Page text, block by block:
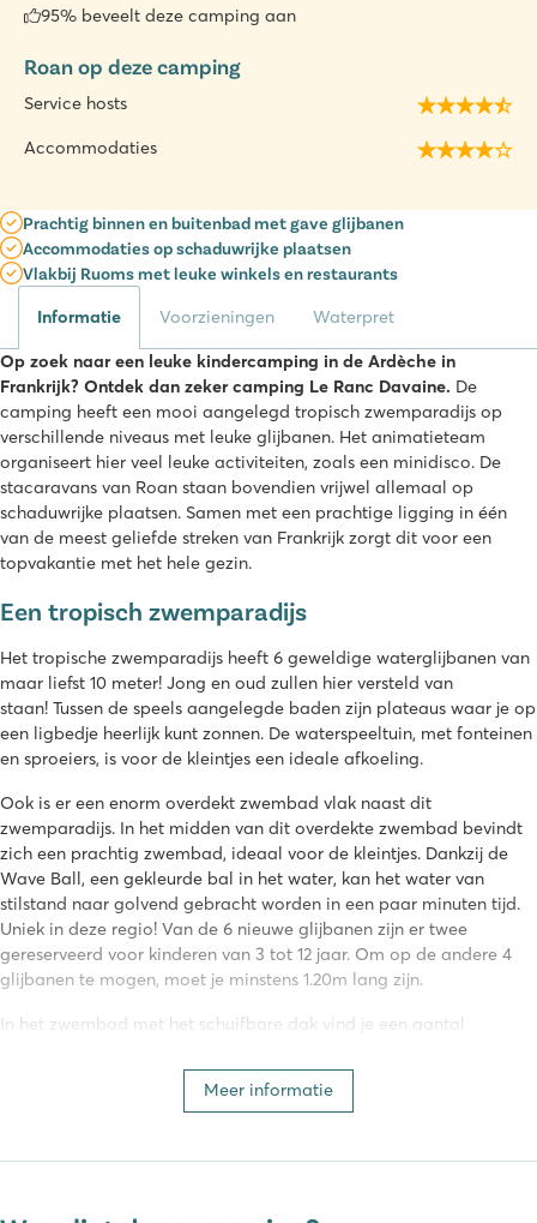
95% beveelt deze camping aan
Roan op deze camping
Service hosts
Accommodaties
Prachtig binnen en buitenbad met gave glijbanen
Accommodaties op schaduwrijke plaatsen
Vlakbij Ruoms met leuke winkels en restaurants
Informatie Voorzieningen Waterpret
Op zoek naar een leuke kindercamping in de Ardèche in
Frankrijk? Ontdek dan zeker camping Le Ranc Davaine. De
camping heeft een mooi aangelegd tropisch zwemparadijs op
verschillende niveaus met leuke glijbanen. Het animatieteam
organiseert hier veel leuke activiteiten, zoals een minidisco. De
stacaravans van Roan staan bovendien vrijwel allemaal op
schaduwrijke plaatsen. Samen met een prachtige ligging in één
van de meest geliefde streken van Frankrijk zorgt dit voor een
topvakantie met het hele gezin.
Een tropisch zwemparadijs
Het tropische zwemparadijs heeft 6 geweldige waterglijbanen van
maar liefst 10 meter! Jong en oud zullen hier versteld van
staan! Tussen de speels aangelegde baden zijn plateaus waar je op
een ligbedje heerlijk kunt zonnen. De waterspeeltuin, met fonteinen
en sproeiers, is voor de kleintjes een ideale afkoeling.
Ook is er een enorm overdekt zwembad vlak naast dit
zwemparadijs. In het midden van dit overdekte zwembad bevindt
zich een prachtig zwembad, ideaal voor de kleintjes. Dankzij de
Wave Ball, een gekleurde bal in het water, kan het water van
stilstand naar golvend gebracht worden in een paar minuten tijd.
Uniek in deze regio! Van de 6 nieuwe glijbanen zijn er twee
gereserveerd voor kinderen van 3 tot 12 jaar. Om op de andere 4
glijbanen te mogen, moet je minstens 1.20m lang zijn.
In het zwembad met het schuifbare dak vind je een aantal
dagen ook gezwommen kan worden.
Even ultiem relaxen? Ga dan naar de zen-ruimte van camping Le
Meer informatie